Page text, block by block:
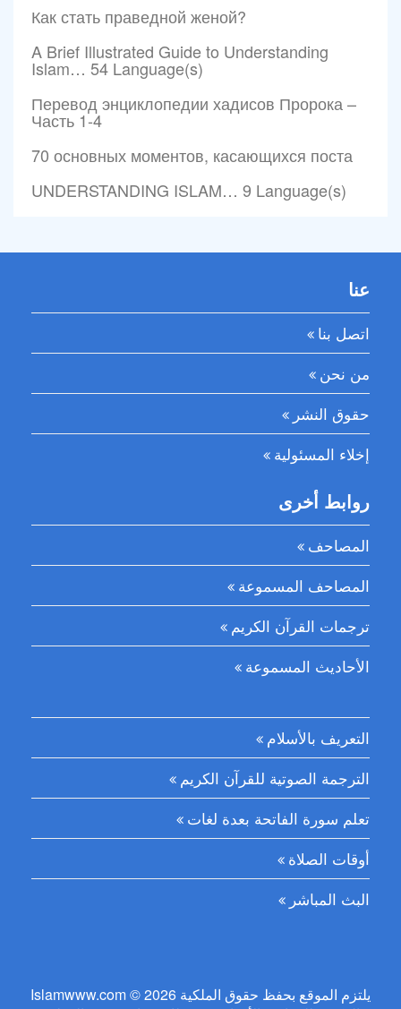
Как стать праведной женой?
A Brief Illustrated Guide to Understanding
Islam… 54 Language(s)
Перевод энциклопедии хадисов Пророка –
Часть 1-4
70 основных моментов, касающихся поста
UNDERSTANDING ISLAM… 9 Language(s)
عنا
اتصل بنا
من نحن
حقوق النشر
إخلاء المسئولية
روابط أخرى
المصاحف
المصاحف المسموعة
ترجمات القرآن الكريم
الأحاديث المسموعة
التعريف بالأسلام
الترجمة الصوتية للقرآن الكريم
تعلم سورة الفاتحة بعدة لغات
أوقات الصلاة
البث المباشر
Islamwww.com © 2026 يلتزم الموقع بحفظ حقوق الملكية